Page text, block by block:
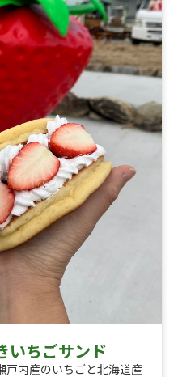
いちごサンド
戸内産のいちごと北海道産